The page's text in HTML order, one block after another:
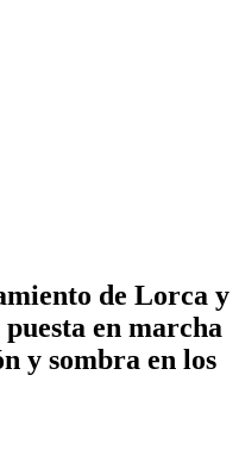
de Lorca y
en marcha
y sombra en los